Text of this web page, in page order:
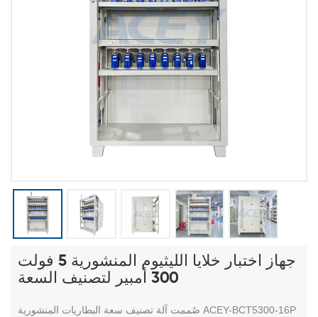
جهاز اختبار خلايا الليثيوم المنشورية 5 فولت
300 أمبير لتصنيف السعة
صُممت آلة تصنيف سعة البطاريات المنشورية ACEY-BCT5300-16P